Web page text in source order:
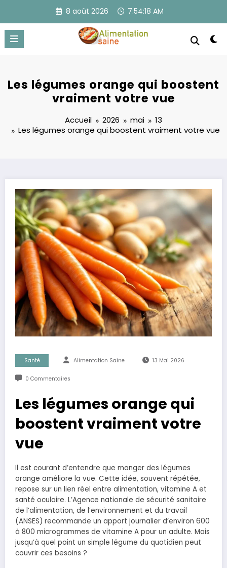
contenu
8 août 2026 7:54:18 AM
Les légumes orange qui boostent
vraiment votre vue
Accueil 2026 mai
13
Les légumes orange qui boostent vraiment votre vue
Santé Alimentation Saine 13 Mai 2026
0 Commentaires
Les légumes orange qui
boostent vraiment votre
vue
Il est courant d’entendre que manger des légumes
orange améliore la vue. Cette idée, souvent répétée,
repose sur un lien réel entre alimentation, vitamine A et
santé oculaire. L’Agence nationale de sécurité sanitaire
de l’alimentation, de l’environnement et du travail
(ANSES) recommande un apport journalier d’environ 600
à 800 microgrammes de vitamine A pour un adulte. Mais
jusqu’à quel point un simple légume du quotidien peut
couvrir ces besoins ?